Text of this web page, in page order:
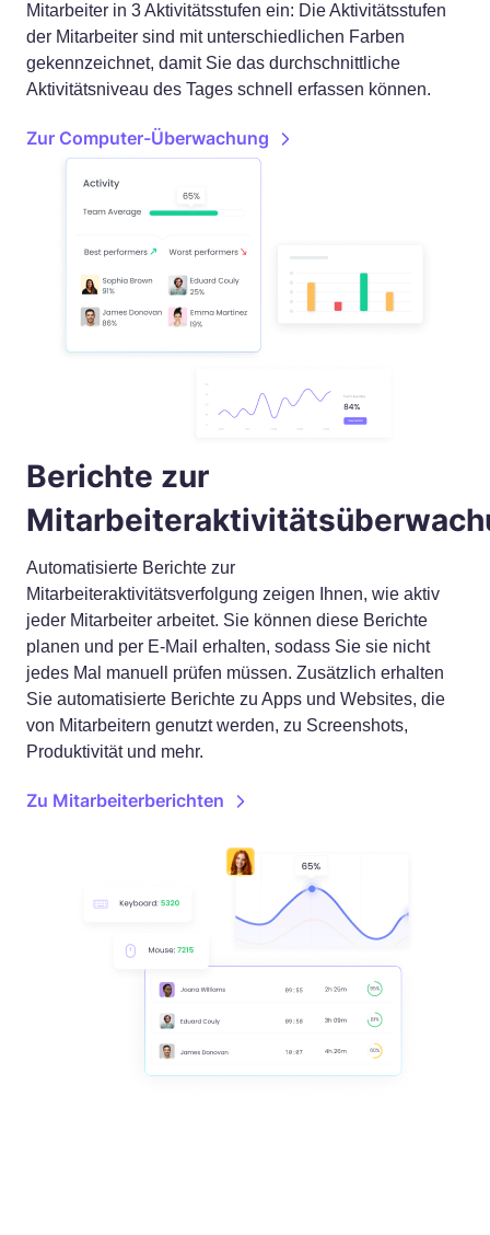
Mitarbeiter in 3 Aktivitätsstufen ein: Die Aktivitätsstufen
der Mitarbeiter sind mit unterschiedlichen Farben
gekennzeichnet, damit Sie das durchschnittliche
Aktivitätsniveau des Tages schnell erfassen können.
Zur Computer-Überwachung
Berichte zur
Automatisierte Berichte zur
Mitarbeiteraktivitätsverfolgung zeigen Ihnen, wie aktiv
jeder Mitarbeiter arbeitet. Sie können diese Berichte
planen und per E-Mail erhalten, sodass Sie sie nicht
jedes Mal manuell prüfen müssen. Zusätzlich erhalten
Sie automatisierte Berichte zu Apps und Websites, die
von Mitarbeitern genutzt werden, zu Screenshots,
Produktivität und mehr.
Zu Mitarbeiterberichten